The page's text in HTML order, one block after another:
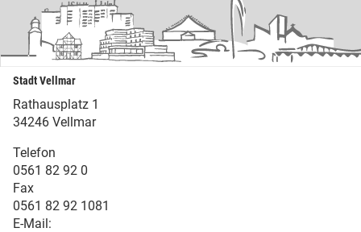
Stadt Vellmar
Rathausplatz 1
34246 Vellmar
Telefon
0561 82 92 0
Fax
0561 82 92 1081
E-Mail: